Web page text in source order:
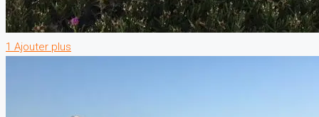
1 Ajouter plus